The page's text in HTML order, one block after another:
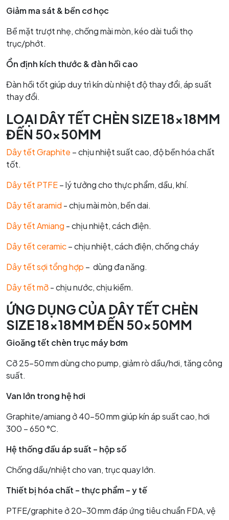
Giảm ma sát & bền cơ học
Bề mặt trượt nhẹ, chống mài mòn, kéo dài tuổi thọ
trục/phớt.
Ổn định kích thước & đàn hồi cao
Đàn hồi tốt giúp duy trì kín dù nhiệt độ thay đổi, áp suất
thay đổi.
LOẠI DÂY TẾT CHÈN SIZE 18x18MM
ĐẾN 50x50MM
Dây tết Graphite – chịu nhiệt suất cao, độ bền hóa chất
tốt.
Dây tết PTFE– lý tưởng cho thực phẩm, dầu, khí.
Dây tết aramid - chịu mài mòn, bền dai.
Dây tết Amiang - chịu nhiệt, cách điện.
Dây tết ceramic– chịu nhiệt, cách điện, chống cháy
Dây tết sợi tổng hợp – dùng đa năng.
Dây tết mỡ- chịu nước, chịu kiềm.
ỨNG DỤNG CỦA DÂY TẾT CHÈN
SIZE 18x18MM ĐẾN 50x50MM
Gioăng tết chèn trục máy bơm
Cỡ 25–50 mm dùng cho pump, giảm rò dầu/hơi, tăng công
suất.
Van lớn trong hệ hơi
Graphite/amiang ở 40–50 mm giúp kín áp suất cao, hơi
300 – 650 °C.
Hệ thống đầu áp suất – hộp số
Chống dầu/nhiệt cho van, trục quay lớn.
Thiết bị hóa chất – thực phẩm – y tế
PTFE/graphite ở 20–30 mm đáp ứng tiêu chuẩn FDA, vệ